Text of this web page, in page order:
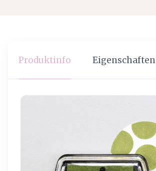
Produktinfo Eigenschaften